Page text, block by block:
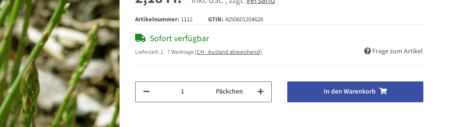
Artikelnummer: 1112 GTIN: 4250601204628
Sofort verfügbar
Lieferzeit:2 - 7 Werktage(CH - Ausland abweichend) Frage zum Artikel
Päckchen In den Warenkorb